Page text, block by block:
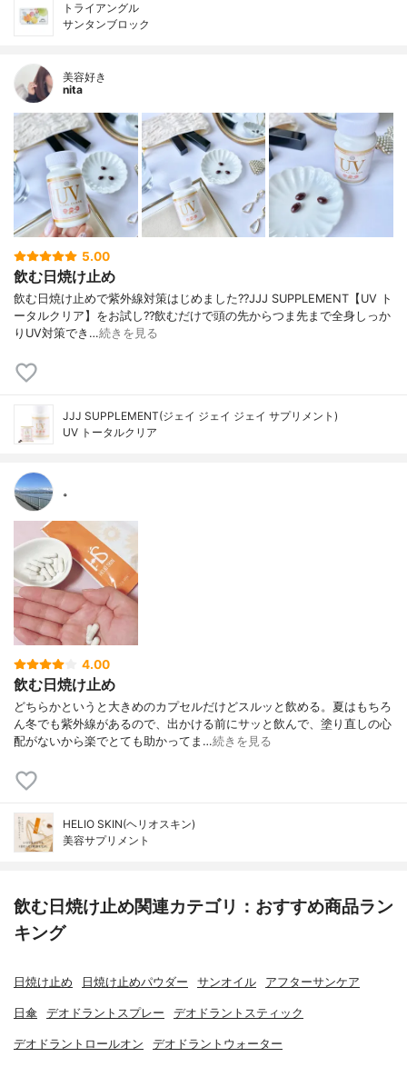
トライアングル
サンタンブロック
美容好き
nita
5.00
飲む日焼け止め
飲む日焼け止めで紫外線対策はじめました??JJJ SUPPLEMENT【UV ト
ータルクリア】をお試し??飲むだけで頭の先からつま先まで全身しっか
りUV対策でき…続きを見る
JJJ SUPPLEMENT(ジェイ ジェイ ジェイ サプリメント)
UV トータルクリア
。
4.00
飲む日焼け止め
どちらかというと大きめのカプセルだけどスルッと飲める。夏はもちろ
ん冬でも紫外線があるので、出かける前にサッと飲んで、塗り直しの心
配がないから楽でとても助かってま…続きを見る
HELIO SKIN(ヘリオスキン)
美容サプリメント
飲む日焼け止め関連カテゴリ：おすすめ商品ラン
キング
日焼け止め 日焼け止めパウダー サンオイル アフターサンケア
日傘 デオドラントスプレー デオドラントスティック
デオドラントロールオン デオドラントウォーター